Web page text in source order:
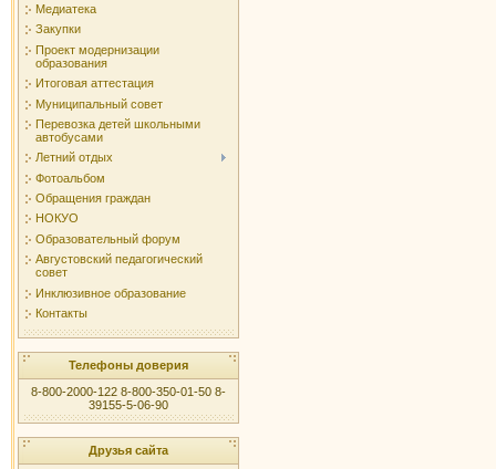
Медиатека
Закупки
Проект модернизации
образования
Итоговая аттестация
Муниципальный совет
Перевозка детей школьными
автобусами
Летний отдых
Фотоальбом
Обращения граждан
НОКУО
Образовательный форум
Августовский педагогический
совет
Инклюзивное образование
Контакты
Телефоны доверия
8-800-2000-122 8-800-350-01-50 8-
39155-5-06-90
Друзья сайта